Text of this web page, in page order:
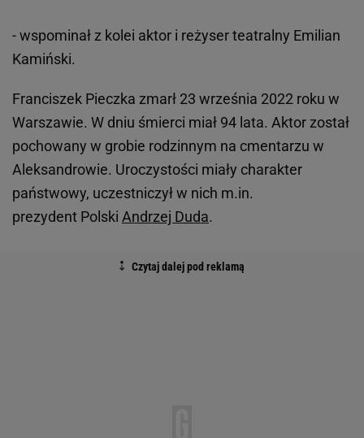
- wspominał z kolei aktor i reżyser teatralny Emilian
Kamiński.
Franciszek Pieczka zmarł 23 września 2022 roku w
Warszawie. W dniu śmierci miał 94 lata. Aktor został
pochowany w grobie rodzinnym na cmentarzu w
Aleksandrowie. Uroczystości miały charakter
państwowy, uczestniczył w nich m.in.
prezydent Polski Andrzej Duda.